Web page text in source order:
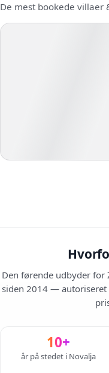
De mest bookede villaer
Den førende udbyder for
siden 2014 — autoriseret
10+
år på stedet i Novalja